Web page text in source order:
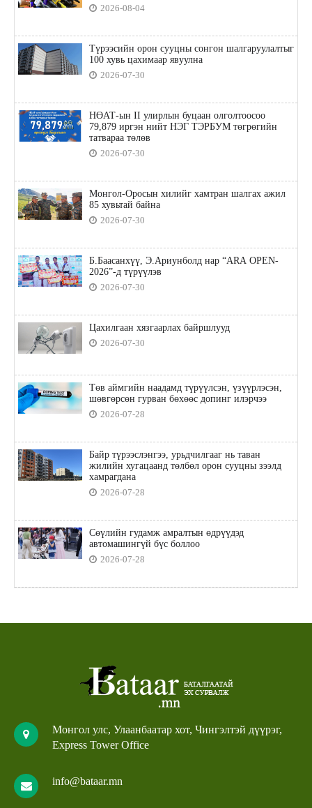
2026-08-04
Түрээсийн орон сууцны сонгон шалгаруулалтыг
100 хувь цахимаар явуулна
2026-07-30
НӨАТ-ын II улирлын буцаан олголтоосоо
79,879 иргэн нийт НЭГ ТЭРБУМ төгрөгийн
татвараа төлөв
2026-07-30
Монгол-Оросын хилийг хамтран шалгах ажил
85 хувьтай байна
2026-07-30
Б.Баасанхүү, Э.Ариунболд нар “ARA OPEN-
2026”-д түрүүлэв
2026-07-30
Цахилгаан хязгаарлах байршлууд
2026-07-30
Төв аймгийн наадамд түрүүлсэн, үзүүрлэсэн,
шөвгөрсөн гурван бөхөөс допинг илэрчээ
2026-07-28
Байр түрээслэнгээ, урьдчилгааг нь таван
жилийн хугацаанд төлбөл орон сууцны зээлд
хамрагдана
2026-07-28
Сөүлийн гудамж амралтын өдрүүдэд
автомашингүй бүс боллоо
2026-07-28
Монгол улс, Улаанбаатар хот, Чингэлтэй дүүрэг,
Express Tower Office
info@bataar.mn